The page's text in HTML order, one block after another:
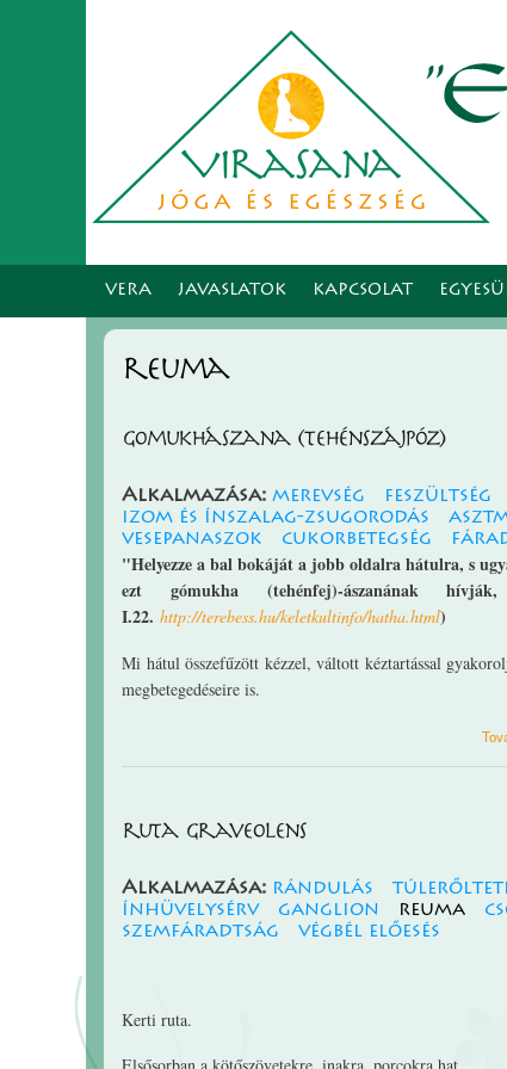
VERA JAVASLATOK KAPCSOLAT
reuma
Gomukhászana (tehénszájpóz)
Alkalmazása: merevség feszültség
izom és ínszalag-zsugorodás
vesepanaszok
cukorbetegség
"Helyezze a bal bokáját a jobb oldalra hátulra, s
ezt gómukha (tehénfej)-ászanának
I.22. http://terebess.hu/keletkultinfo/hatha.html)
Mi hátul összefűzött kézzel, váltott kéztartással
megbetegedéseire is.
ruta graveolens
Alkalmazása: rándulás
ínhüvelysérv
ganglion reuma
szemfáradtság
végbél előesés
Kerti ruta.